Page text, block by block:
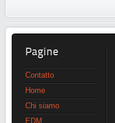
Pagine
Contatto
Home
Chi siamo
EDM